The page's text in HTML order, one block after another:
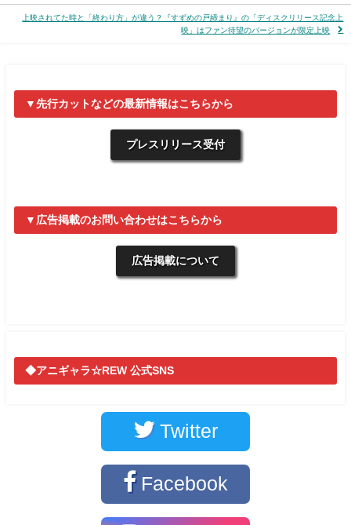
上映されてた時と「終わり方」が違う？『すずめの戸締まり』の「ディスクリリース記念上
映」はファン待望のバージョンが限定上映
▼先行カットなどの最新情報はこちらから
プレスリリース受付
▼広告掲載のお問い合わせはこちらから
広告掲載について
◆アニギャラ☆REW 公式SNS
Twitter
Facebook